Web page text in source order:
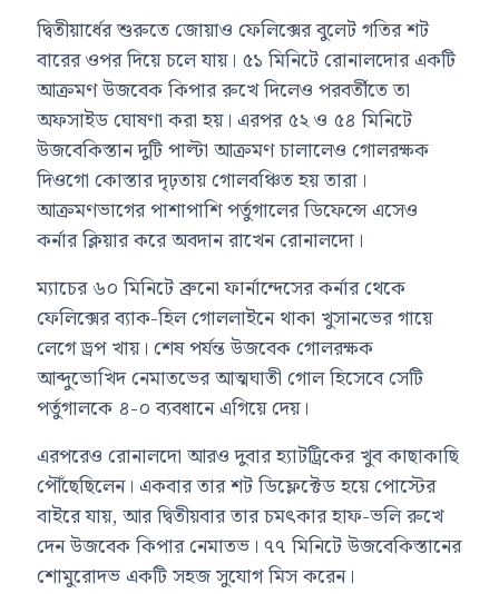
দ্বিতীয়ার্ধের শুরুতে জোয়াও ফেলিক্সের বুলেট গতির শট
বারের ওপর দিয়ে চলে যায়। ৫১ মিনিটে রোনালদোর একটি
আক্রমণ উজবেক কিপার রুখে দিলেও পরবর্তীতে তা
অফসাইড ঘোষণা করা হয়। এরপর ৫২ ও ৫৪ মিনিটে
উজবেকিস্তান দুটি পাল্টা আক্রমণ চালালেও গোলরক্ষক
দিওগো কোস্তার দৃঢ়তায় গোলবঞ্চিত হয় তারা।
আক্রমণভাগের পাশাপাশি পর্তুগালের ডিফেন্সে এসেও
কর্নার ক্লিয়ার করে অবদান রাখেন রোনালদো।
ম্যাচের ৬০ মিনিটে ব্রুনো ফার্নান্দেসের কর্নার থেকে
ফেলিক্সের ব্যাক-হিল গোললাইনে থাকা খুসানভের গায়ে
লেগে ড্রপ খায়। শেষ পর্যন্ত উজবেক গোলরক্ষক
আব্দুভোখিদ নেমাতভের আত্মঘাতী গোল হিসেবে সেটি
পর্তুগালকে ৪-০ ব্যবধানে এগিয়ে দেয়।
এরপরেও রোনালদো আরও দুবার হ্যাটট্রিকের খুব কাছাকাছি
পৌঁছেছিলেন। একবার তার শট ডিফ্লেক্টেড হয়ে পোস্টের
বাইরে যায়, আর দ্বিতীয়বার তার চমৎকার হাফ-ভলি রুখে
দেন উজবেক কিপার নেমাতভ। ৭৭ মিনিটে উজবেকিস্তানের
শোমুরোদভ একটি সহজ সুযোগ মিস করেন।